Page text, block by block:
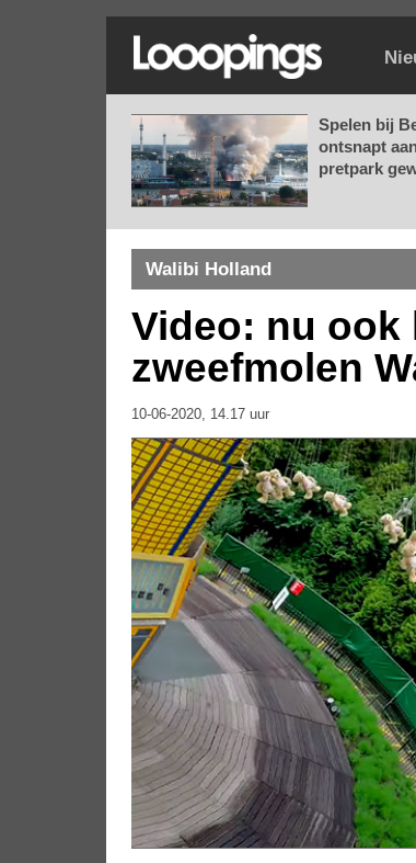
Spelen bij
ontsnapt
pretpark
Walibi Holland
Video: nu ook
zweefmolen
10-06-2020, 14.17 uur